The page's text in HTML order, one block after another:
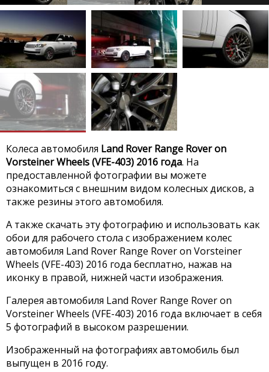
Колеса автомобиля Land Rover Range Rover on
Vorsteiner Wheels (VFE-403) 2016 года. На
предоставленной фотографии вы можете
ознакомиться с внешним видом колесных дисков, а
также резины этого автомобиля.
А также скачать эту фотографию и использовать как
обои для рабочего стола с изображением колес
автомобиля Land Rover Range Rover on Vorsteiner
Wheels (VFE-403) 2016 года бесплатно, нажав на
иконку в правой, нижней части изображения.
Галерея автомобиля Land Rover Range Rover on
Vorsteiner Wheels (VFE-403) 2016 года включает в себя
5 фотографий в высоком разрешении.
Изображенный на фотографиях автомобиль был
выпущен в 2016 году.